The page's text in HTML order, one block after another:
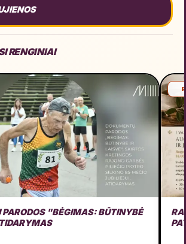
RENGINIAI
PARODOS "BĖGIMAS: BŪTINYBĖ